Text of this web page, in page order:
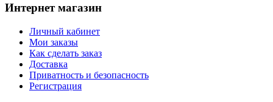
Интернет магазин
Личный кабинет
Мои заказы
Как сделать заказ
Доставка
Приватность и безопасность
Регистрация